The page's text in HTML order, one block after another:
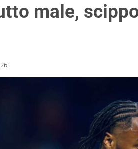
male,